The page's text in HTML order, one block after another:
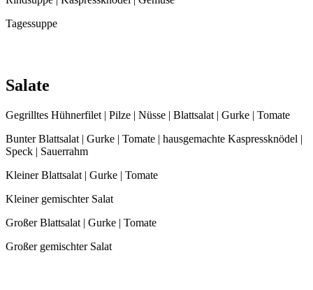
Tagessuppe
Salate
Gegrilltes Hühnerfilet | Pilze | Nüsse | Blattsalat | Gurke | Tomate
Bunter Blattsalat | Gurke | Tomate | hausgemachte Kaspressknödel |
Speck | Sauerrahm
Kleiner Blattsalat | Gurke | Tomate
Kleiner gemischter Salat
Großer Blattsalat | Gurke | Tomate
Großer gemischter Salat